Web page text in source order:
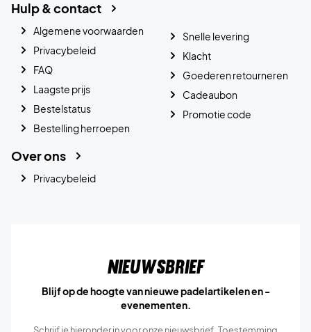
Hulp & contact
Algemene voorwaarden
Privacybeleid
FAQ
Laagste prijs
Bestelstatus
Bestelling herroepen
Snelle levering
Klacht
Goederen retourneren
Cadeaubon
Promotie code
Over ons
Privacybeleid
Nieuwsbrief
Blijf op de hoogte van nieuwe padelartikelen en -
evenementen.